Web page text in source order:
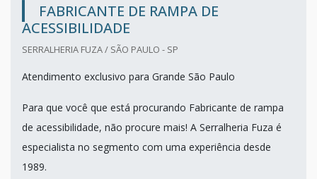
FABRICANTE DE RAMPA DE
ACESSIBILIDADE
SERRALHERIA FUZA / SÃO PAULO - SP
Atendimento exclusivo para Grande São Paulo
Para que você que está procurando Fabricante de rampa
de acessibilidade, não procure mais! A Serralheria Fuza é
especialista no segmento com uma experiência desde
1989.